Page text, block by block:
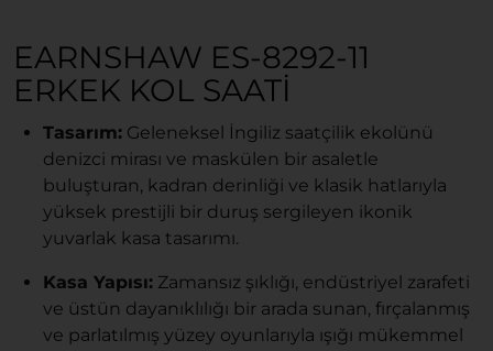
EARNSHAW ES-8292-11
ERKEK KOL SAATI
Tasarım: Geleneksel İngiliz saatçilik ekolünü
denizci mirası ve maskülen bir asaletle
buluşturan, kadran derinliği ve klasik hatlarıyla
yüksek prestijli bir duruş sergileyen ikonik
yuvarlak kasa tasarımı.
Kasa Yapısı: Zamansız şıklığı, endüstriyel zarafeti
ve üstün dayanıklılığı bir arada sunan, fırçalanmış
ve parlatılmış yüzey oyunlarıyla ışığı mükemmel